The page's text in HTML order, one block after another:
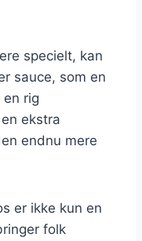
specielt, kan
sauce, som en
en rig
ekstra
endnu mere
er ikke kun en
folk